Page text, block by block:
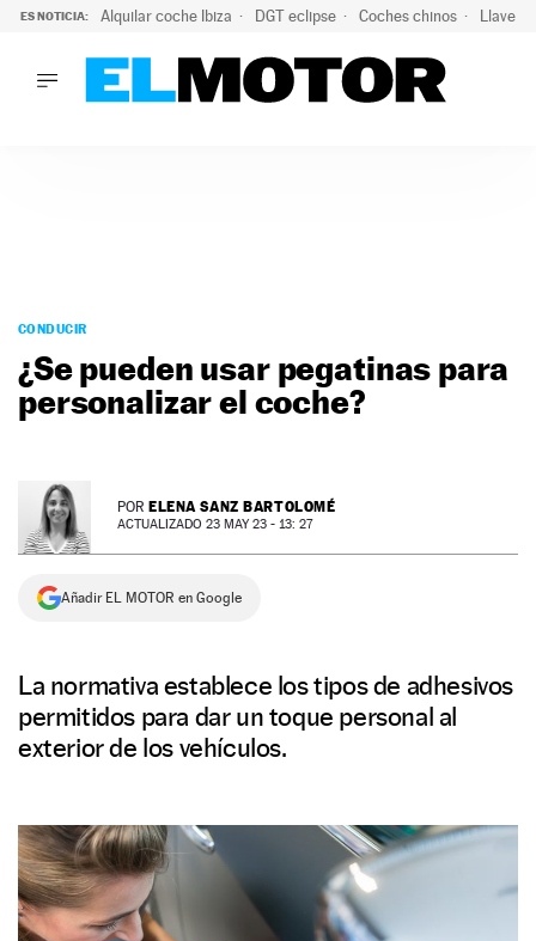
ES NOTICIA: Alquilar coche Ibiza DGT eclipse Coches chinos Llaves
PODCAST
MOTOS
TECNOLOGÍA
SUPERCOCHES
PREMIOS
SERVICIOS
CONDUCIR
¿Se pueden usar pegatinas para
personalizar el coche?
POR ELENA SANZ BARTOLOMÉ
ACTUALIZADO 23 MAY 23 - 13: 27
Añadir EL MOTOR en Google
La normativa establece los tipos de adhesivos
permitidos para dar un toque personal al
exterior de los vehículos.